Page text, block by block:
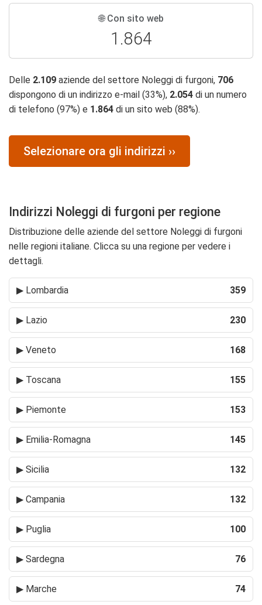
🌐 Con sito web
1.864
Delle 2.109 aziende del settore Noleggi di furgoni, 706
dispongono di un indirizzo e-mail (33%), 2.054 di un numero
di telefono (97%) e 1.864 di un sito web (88%).
Selezionare ora gli indirizzi ››
Indirizzi Noleggi di furgoni per regione
Distribuzione delle aziende del settore Noleggi di furgoni
nelle regioni italiane. Clicca su una regione per vedere i
dettagli.
▶ Lombardia 359
▶ Lazio 230
▶ Veneto 168
▶ Toscana 155
▶ Piemonte 153
▶ Emilia-Romagna 145
▶ Sicilia 132
▶ Campania 132
▶ Puglia 100
▶ Sardegna 76
▶ Marche 74